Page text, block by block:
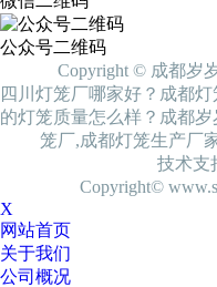
公众号二维码
Copyright © 成都岁
四川灯笼厂哪家好？成都
的灯笼质量怎么样？成都
笼厂,成都灯笼生产厂
技术支
Copyright©
X
网站首页
关于我们
公司概况